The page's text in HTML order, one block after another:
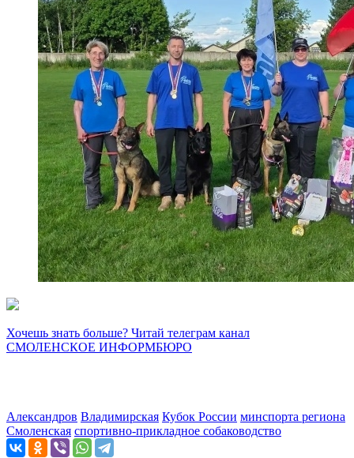
Хочешь знать больше? Читай телеграм канал
СМОЛЕНСКОЕ ИНФОРМБЮРО
Александров Владимирская Кубок России минспорта региона
Смоленская спортивно-прикладное собаководство